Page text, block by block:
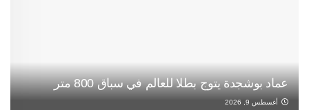
عماد بوشجدة يتوج بطلا للعالم في سباق 800 متر
أغسطس 9, 2026